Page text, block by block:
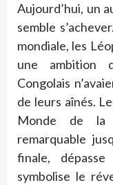
Aujourd’hui, un
semble
mondiale, les
une ambition
Congolais
de leurs aînés.
Monde de la
remarquable
finale,
symbolise le